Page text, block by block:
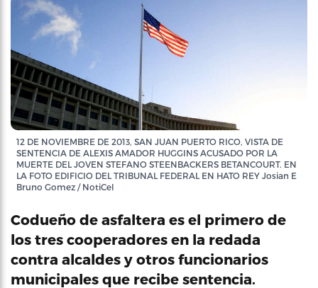
12 DE NOVIEMBRE DE 2013, SAN JUAN PUERTO RICO, VISTA DE
SENTENCIA DE ALEXIS AMADOR HUGGINS ACUSADO POR LA
MUERTE DEL JOVEN STEFANO STEENBACKERS BETANCOURT. EN
LA FOTO EDIFICIO DEL TRIBUNAL FEDERAL EN HATO REY Josian E
Bruno Gomez / NotiCel
Codueño de asfaltera es el primero de
los tres cooperadores en la redada
contra alcaldes y otros funcionarios
municipales que recibe sentencia.